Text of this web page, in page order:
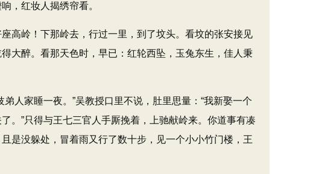
，红妆人揭绣帘看。
岭！下那岭去，行过一里，到了坟头。看坟的张安接见
大醉。看那天色时，早已：红轮西坠，玉兔东生，佳人秉
家睡一夜。​”吴教授口里不说，肚里思量：​“我新娶一个
。​”只得与王七三官人手厮挽着，上驰献岭来。你道事有凑
是没躲处，冒着雨又行了数十步，见一个小小竹门楼，王